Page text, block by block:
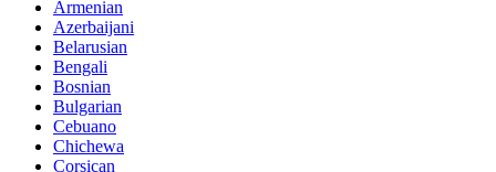
Armenian
Azerbaijani
Belarusian
Bengali
Bosnian
Bulgarian
Cebuano
Chichewa
Corsican